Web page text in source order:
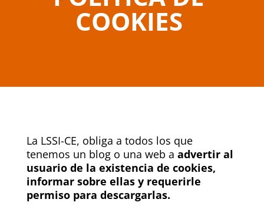
COOKIES
La LSSI-CE, obliga a todos los que
tenemos un blog o una web a advertir al
usuario de la existencia de cookies,
informar sobre ellas y requerirle
permiso para descargarlas.